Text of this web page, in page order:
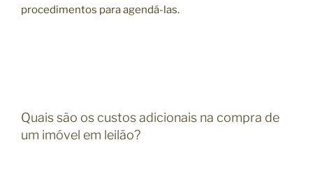
procedimentos para agendá-las.
Quais são os custos adicionais na compra de
um imóvel em leilão?